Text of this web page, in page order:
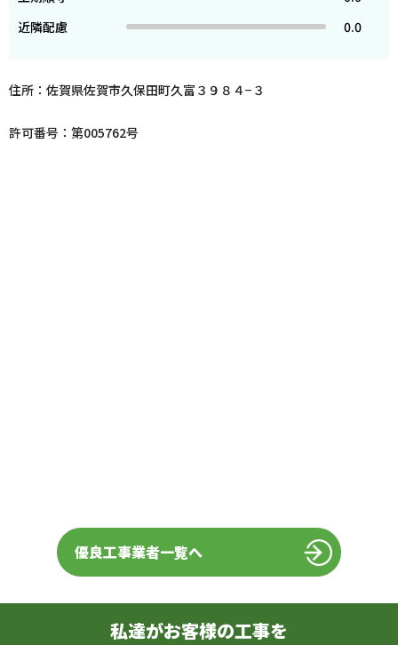
近隣配慮
0.0
住所：佐賀県佐賀市久保田町久富３９８４−３
許可番号：第005762号
優良工事業者一覧へ
私達がお客様の工事を